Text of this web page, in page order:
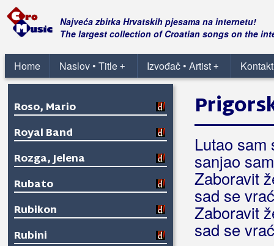
Najveća zbirka Hrvatskih pjesama na internetu!
The largest collection of Croatian songs on the
Home +
Naslov • Title +
Izvođač • Artist
Roko Dalmato
Romanca
Romantic
Rončević, Hari
Roso, Mario
Royal Band
Rozga, Jelena
Rubato
Rubikon
Rubini
Lutao sam
sanjao
Zaboravit
sad se
Zaboravit
sad se